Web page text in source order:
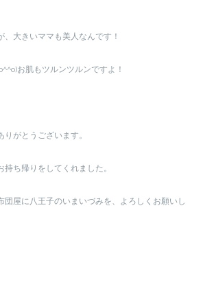
大きいママも美人なんです！
お肌もツルンツルンですよ！
がとうございます。
ち帰りをしてくれました。
団屋に八王子のいまいづみを、よろしくお願いし